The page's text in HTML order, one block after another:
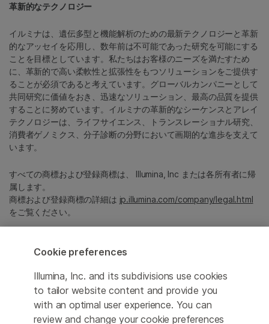
革新的なテクノロジー
イルミナは、遺伝多型と機能解析のための最新テクノロジーと革新
的なアッセイを応用し、数年前は不可能であった研究を可能にする
ことを目標としています。私たちはお客様のニーズを満たすため
に、革新的で高い柔軟性と拡張性をもつソリューションをご提供す
ることが必須であると考えています。グローバルカンパニーとして
共同研究に価値をおき、迅速なソリューション、最高の品質を提供
することに努めています。イルミナの革新的なシーケンスとアレイ
テクノロジーは、ライフサイエンス、トランスレーショナル研究、
消費者ゲノミクス、分子診断の分野において画期的な進歩を支えて
います。
すべての商標および登録商標は、 Illumina, Inc または各所有者に帰
属します。
商標および登録商標の詳細は jp.illumina.com/company/legal.html
をご覧ください。
Cookie Management Center
プライバシーポリシ
© 2026 Illumina, Inc. All rights reserved.
Cookie preferences
Illumina, Inc. and its subdivisions use cookies
to tailor website content and provide you
with an optimal user experience. You can
review and change your cookie preferences